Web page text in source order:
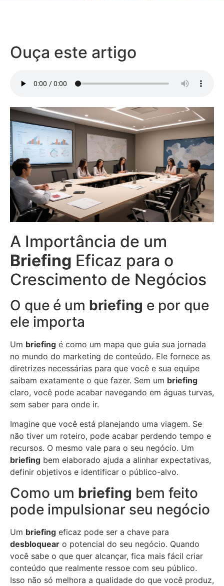
Ouça este artigo
A Importância de um
Briefing Eficaz para o
Crescimento de Negócios
O que é um briefing e por que
ele importa
Um briefing é como um mapa que guia sua jornada
no mundo do marketing de conteúdo. Ele fornece as
diretrizes necessárias para que você e sua equipe
saibam exatamente o que fazer. Sem um briefing
claro, você pode acabar navegando em águas turvas,
sem saber para onde ir.
Imagine que você está planejando uma viagem. Se
não tiver um roteiro, pode acabar perdendo tempo e
recursos. O mesmo vale para o seu negócio. Um
briefing bem elaborado ajuda a alinhar expectativas,
definir objetivos e identificar o público-alvo.
Como um briefing bem feito
pode impulsionar seu negócio
Um briefing eficaz pode ser a chave para
desbloquear o potencial do seu negócio. Quando
você sabe o que quer alcançar, fica mais fácil criar
conteúdo que realmente ressoe com seu público.
Isso não só melhora a qualidade do que você produz,